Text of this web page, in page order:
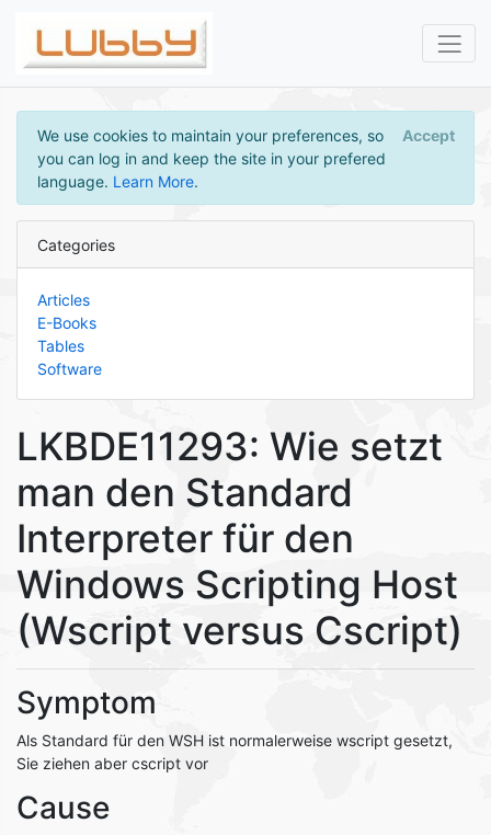
We use cookies to maintain your preferences, so
you can log in and keep the site in your prefered
language. Learn More.
Accept
Categories
Articles
E-Books
Tables
Software
LKBDE11293: Wie setzt
man den Standard
Interpreter für den
Windows Scripting Host
(Wscript versus Cscript)
Symptom
Als Standard für den WSH ist normalerweise wscript gesetzt,
Sie ziehen aber cscript vor
Cause